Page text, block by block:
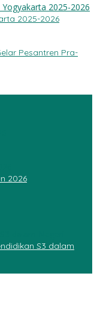
2025-2026
Pesantren Pra-
2026
S3 dalam